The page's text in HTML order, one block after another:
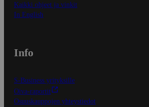
Kaikki ohjeet ja vinkit
In English
Info
S-Business yrityksille
Oiva-raportit
Osuuskauppojen yhteystiedot